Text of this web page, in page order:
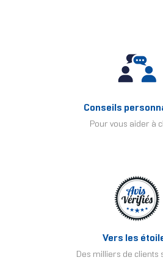
Conseils
Pour vous aider à
Vers les
Des milliers de clients